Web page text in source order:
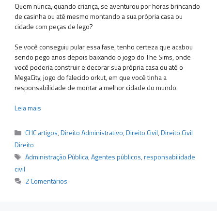
Quem nunca, quando criança, se aventurou por horas brincando
de casinha ou até mesmo montando a sua própria casa ou
cidade com peças de lego?
Se você conseguiu pular essa fase, tenho certeza que acabou
sendo pego anos depois baixando o jogo do The Sims, onde
você poderia construir e decorar sua própria casa ou até o
MegaCity, jogo do falecido orkut, em que você tinha a
responsabilidade de montar a melhor cidade do mundo.
Leia mais
Categorias
CHC artigos,Direito Administrativo,Direito Civil,Direito Civil
Direito
Tags
Administração Pública,Agentes públicos,responsabilidade
civil
2 Comentários